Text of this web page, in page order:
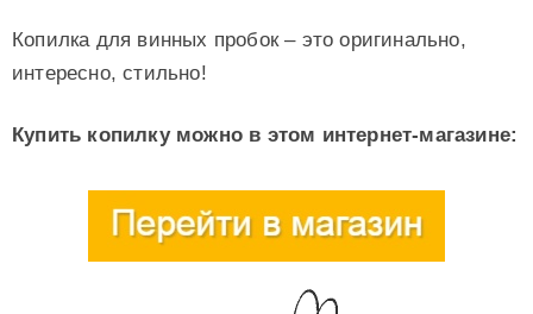
Копилка для винных пробок – это оригинально,
интересно, стильно!
Купить копилку можно в этом интернет-магазине: